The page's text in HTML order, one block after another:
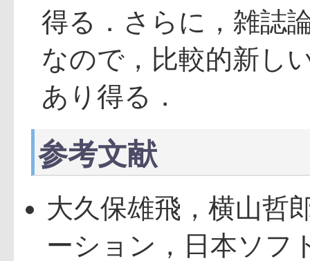
得る．さらに，雑誌
なので，比較的新し
あり得る．
参考文献
大久保雄飛，横山哲
ーション，日本ソフ